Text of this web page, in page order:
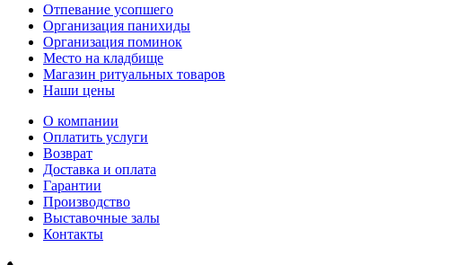
Отпевание усопшего
Организация панихиды
Организация поминок
Место на кладбище
Магазин ритуальных товаров
Наши цены
О компании
Оплатить услуги
Возврат
Доставка и оплата
Гарантии
Производство
Выставочные залы
Контакты